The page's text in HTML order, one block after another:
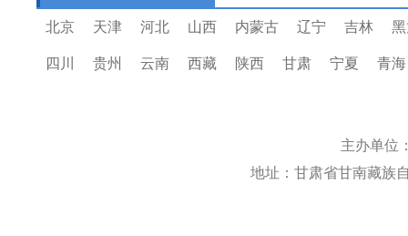
北京 天津 河北 山西 内蒙古 辽宁 吉林
四川 贵州 云南 西藏 陕西 甘肃 宁夏 青海
主办单位
地址：甘肃省甘南藏族